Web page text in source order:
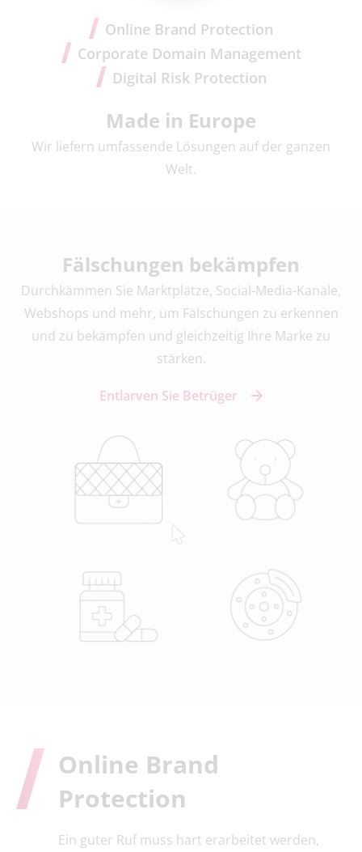
Online Brand Protection
Corporate Domain Management
Digital Risk Protection
Made in Europe
Wir liefern umfassende Lösungen auf der ganzen
Welt.
Fälschungen bekämpfen
Durchkämmen Sie Marktplätze, Social-Media-Kanäle,
Webshops und mehr, um Fälschungen zu erkennen
und zu bekämpfen und gleichzeitig Ihre Marke zu
stärken.
Entlarven Sie Betrüger
Online Brand
Protection
Ein guter Ruf muss hart erarbeitet werden,